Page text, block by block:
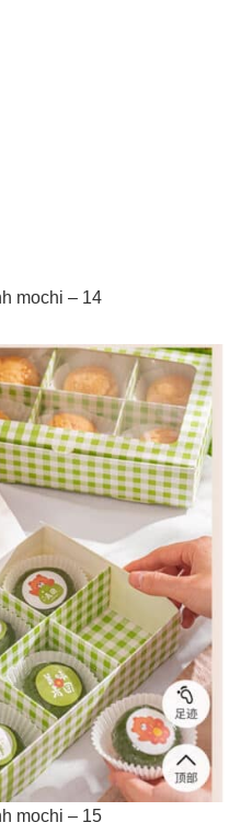
mochi – 14
mochi – 15